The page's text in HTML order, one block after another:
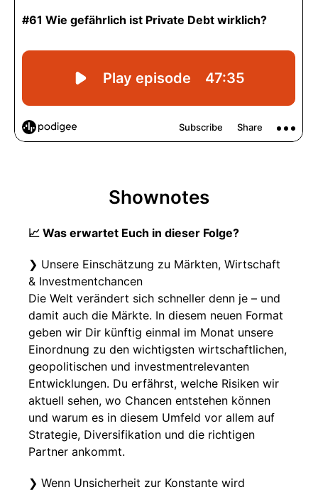
Shownotes
📈 Was erwartet Euch in dieser Folge?
❯ Unsere Einschätzung zu Märkten, Wirtschaft
& Investmentchancen
Die Welt verändert sich schneller denn je – und
damit auch die Märkte. In diesem neuen Format
geben wir Dir künftig einmal im Monat unsere
Einordnung zu den wichtigsten wirtschaftlichen,
geopolitischen und investmentrelevanten
Entwicklungen. Du erfährst, welche Risiken wir
aktuell sehen, wo Chancen entstehen können
und warum es in diesem Umfeld vor allem auf
Strategie, Diversifikation und die richtigen
Partner ankommt.
❯ Wenn Unsicherheit zur Konstante wird